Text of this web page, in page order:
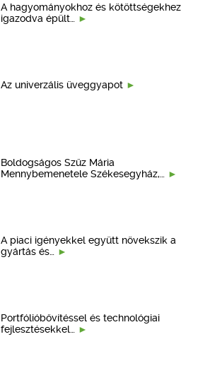
A hagyományokhoz és kötöttségekhez
igazodva épült…
Az univerzális üveggyapot
Boldogságos Szűz Mária
Mennybemenetele Székesegyház,…
A piaci igényekkel együtt növekszik a
gyártás és…
Portfólióbővítéssel és technológiai
fejlesztésekkel…